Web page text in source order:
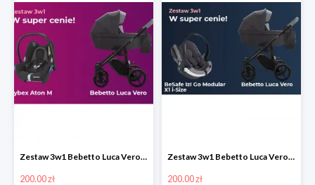
Zestaw 3w1 Bebetto Luca Vero z fotelikiem samochodowym Cybex Aton M taniej o 200 pln
200.00 zł
Zestaw 3w1 Bebetto Luca Vero z fotelikiem BeSafe izi Go Modular X1 i-Size taniej o 200 pln
200.00 zł